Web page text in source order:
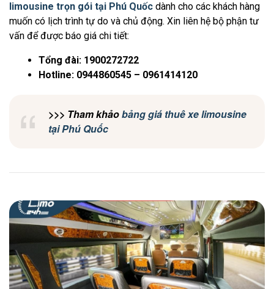
limousine trọn gói tại Phú Quốc dành cho các khách hàng
muốn có lịch trình tự do và chủ động. Xin liên hệ bộ phận tư
vấn để được báo giá chi tiết:
Tổng đài: 1900272722
Hotline: 0944860545 – 0961414120
>>> Tham khảobảng giá thuê xe limousine
tại Phú Quốc